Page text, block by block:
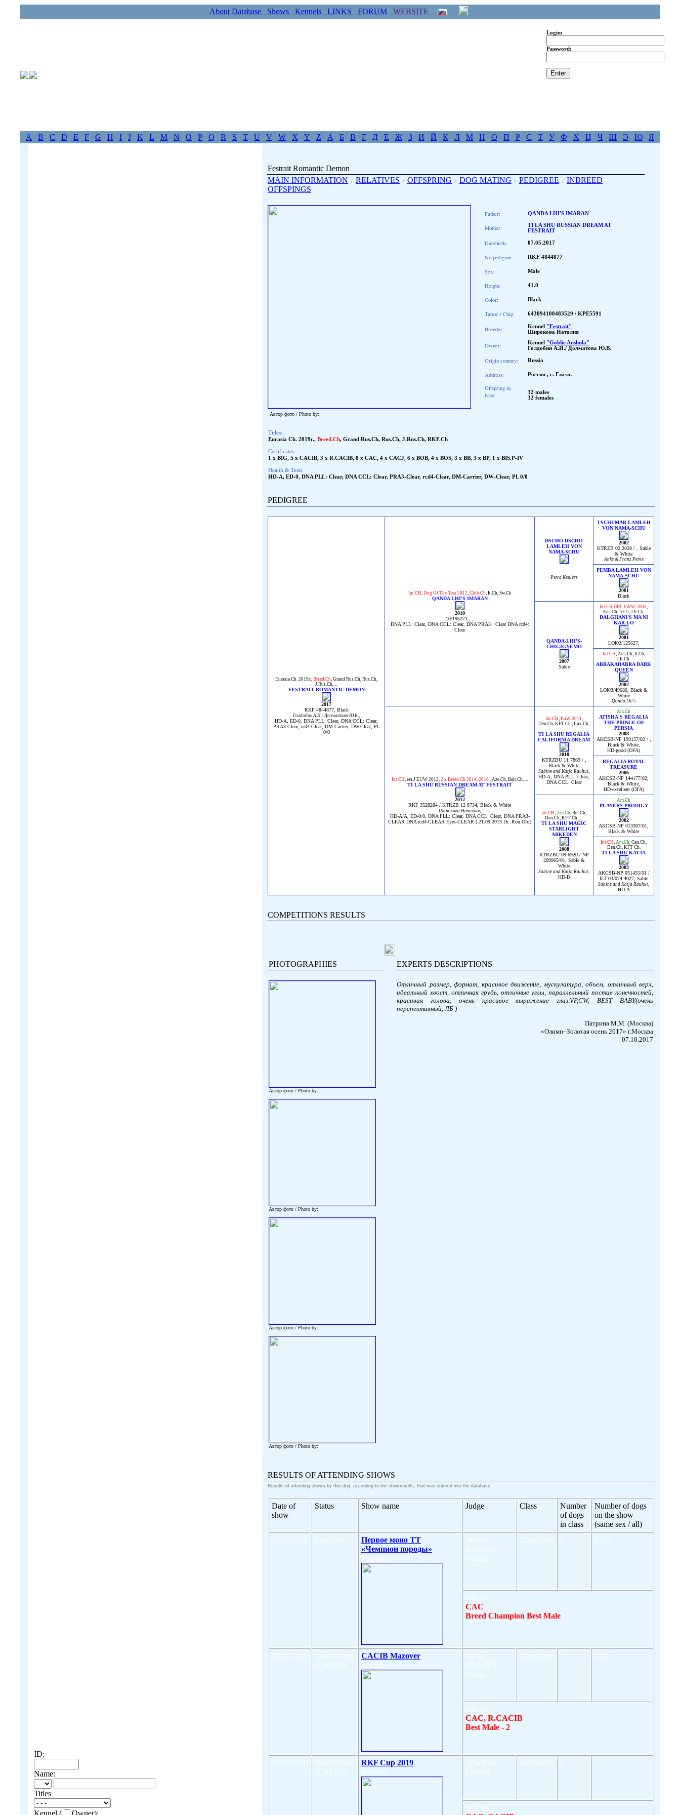
About Database Shows Kennels LINKS FORUM WEBSITE
Login:
Password:
A B C D E F G H I J K L M N O P Q R S T U V W X Y Z А Б В Г Д Е Ж З И Й К Л М Н О П Р С Т У Ф Х Ц Ч Ш Э Ю Я
ID:
Name:
Titles
Kennel ( Owner):
Festrait Romantic Demon
MAIN INFORMATION
/ RELATIVES / OFFSPRING / DOG MATING / PEDIGREE / INBREED
OFFSPINGS
Автор фото / Photo by:
Father: QANDA LHI'S IMARAN
Mother:
TI LA SHU RUSSIAN DREAM AT
FESTRAIT
Datebirth: 07.05.2017
No pedigree: RKF 4844877
Sex: Male
Height: 41.0
Color: Black
Tattoo / Chip: 643094100483529 / KPE5591
Breeder: Kennel "Festrait"
Широкова Наталия
Owner: Kennel "Goldie Anshula"
Голдобин А.И./ Долматова Ю.В.
Origin country: Russia
Address: Россия , с. Гжель
Offspring in
base:
32 males
32 females
Titles:
Eurasia Ch. 2019г., Breed.Ch, Grand Rus.Ch, Rus.Ch, J.Rus.Ch, RKF.Ch
Certificates:
1 x BIG, 5 x CACIB, 3 x R.CACIB, 8 x CAC, 4 x CACJ, 6 x BOB, 4 x BOS, 3 x BB, 3 x BP, 1 x BIS.P-IV
Health & Tests:
HD-A, ED-0, DNA PLL: Clear, DNA CCL: Clear, PRA3-Clear, rcd4-Clear, DM-Carrier, DW-Clear, PL 0/0
PEDIGREE
Eurasia Ch. 2019г., Breed.Ch, Grand Rus.Ch, Rus.Ch,
J.Rus.Ch, ...
FESTRAIT ROMANTIC DEMON
2017
RKF 4844877, Black
Голдобин А.И./ Долматова Ю.В.
HD-A, ED-0, DNA PLL: Clear, DNA CCL: Clear,
PRA3-Clear, rcd4-Clear, DM-Carrier, DW-Clear, PL
0/0
Int.CH, Dog Of The Year 2012, Club.Ch, It.Ch, Sw.Ch
QANDA LHI'S IMARAN
2010
10/195271 , ,
DNA PLL: Clear, DNA CCL: Clear, DNA PRA3 : Clear DNA rcd4:
Clear
DSCHO DSCHO
LAMLEH VON
NAMA-SCHU
Petra Keulers
TSCHUMAR LAMLEH
VON NAMA-SCHU
2002
KTRZB 02 2028 / , Sable
& White
Anke & Franz Peine
PEMBA LAMLEH VON
NAMA-SCHU
2001
Black
QANDA-LHI'S-
CHIGIGYEMO
2007
Sable
Int.CH CIB, J.WW 2003,
Aus.Ch, It.Ch, J.It.Ch.
DALGHANI'S MA NI
KAR LO
2001
LOI02/125627,
Int.CH, Aus.Ch, It.Ch,
J.It.Ch.
ABRAKADABRA DARK
QUEEN
2002
LOI03/49680, Black &
White
Qanda Lhi's
Int.CH, res.J EUW 2013, 2 x Breed.Ch 2014, 2016 , Aze.Ch, Balt.Ch, ...
TI LA SHU RUSSIAN DREAM AT FESTRAIT
2012
RKF 3528284 / KTRZB 12 8734, Black & White
Широкова Наталия,
HD-A/A, ED-0/0, DNA PLL: Clear, DNA CCL: Clear, DNA PRA3-
CLEAR DNA rcd4-CLEAR Eyes-CLEAR ( 21.09.2013 Dr .Ron Ofri)
Int.CH, EuW 2011,
Den.Ch, KFT Ch., Lux.Ch,
...
TI LA SHU REGALIA
CALIFORNIA DREAM
2010
KTRZBU 11 7869 / ,
Black & White
Sabine and Katja Rauhut,
HD-A, DNA PLL: Clear,
DNA CCL: Clear
Am.Ch
ATISHA'S REGALIA
THE PRINCE OF
PERSIA
2008
AKCSB-NP 199157/02 / ,
Black & White,
HD-good (OFA)
REGALIA ROYAL
TREASURE
2006
AKCSB-NP 144177/02,
Black & White,
HD-excellent (OFA)
Int.CH, Am.Ch, Bel.Ch,
Den.Ch, KFT Ch., ...
TI LA SHU MAGIC
STARLIGHT
ARKEDEN
2008
KTRZBU 09 6920 / NP
209965/01, Sable &
White
Sabine and Katja Rauhut,
HD-B
Am.Ch
PLAYERS PRODIGY
2002
AKCSB-NP 013307/01,
Black & White
Int.CH, Am.Ch, Can.Ch,
Den.Ch, KFT Ch.
TI LA SHU KATJA
2003
AKCSB-NP 051455/01 /
ILT 03/074 4027, Sable
Sabine and Katja Rauhut,
HD-A
COMPETITIONS RESULTS
PHOTOGRAPHIES
Автор фото / Photo by:
Автор фото / Photo by:
Автор фото / Photo by:
Автор фото / Photo by:
EXPERTS DESCRIPTIONS
Отличный размер, формат, красивое движение, мускулатура, объем, отличный верх,
идеальный хвост, отличная грудь, отличные углы, параллельный постав конечностей,
красивая голова, очень красивое выражение глаз.VP,CW, BEST BABY(очень
перспективный, ЛБ )
Патрина М.М. (Москва)
«Олимп–Золотая осень 2017» г.Москва
07.10.2017
RESULTS OF ATTENDING SHOWS
Results of attending shows by this dog, according to the showresults, that was entered into the database
Date of
show
Status Show name Judge Class
Number
of dogs
in class
Number of dogs
on the show
(same sex / all)
26.05.2019
Speciality
Первое моно ТТ
«Чемпион породы»
Россия
Wendy
Anderson
Canada
Champion 6 / 11
001, ex.
CAC
Breed Champion Best Male
25.05.2019
International
(CACIB)
CACIB Mazover
Россия
Mina
PILJEVIC
Serbia
Champion 4 / 9
001, ex.
CAC, R.CACIB
Best Male - 2
24.02.2019
International
(CACIB)
RKF Cup 2019
Россия
Juha Kares
Finland
Intermedia 3 / 5
001, ex.